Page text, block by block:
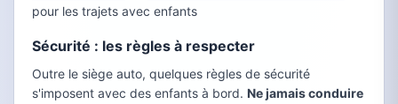
pour les trajets avec enfants
Sécurité : les règles à respecter
Outre le siège auto, quelques règles de sécurité
s'imposent avec des enfants à bord. Ne jamais conduire